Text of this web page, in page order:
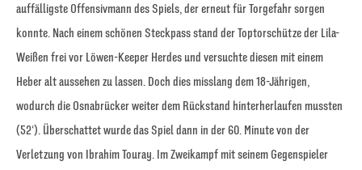
auffälligste Offensivmann des Spiels, der erneut für Torgefahr sorgen
konnte. Nach einem schönen Steckpass stand der Toptorschütze der Lila-
Weißen frei vor Löwen-Keeper Herdes und versuchte diesen mit einem
Heber alt aussehen zu lassen. Doch dies misslang dem 18-Jährigen,
wodurch die Osnabrücker weiter dem Rückstand hinterherlaufen mussten
(52‘). Überschattet wurde das Spiel dann in der 60. Minute von der
Verletzung von Ibrahim Touray. Im Zweikampf mit seinem Gegenspieler